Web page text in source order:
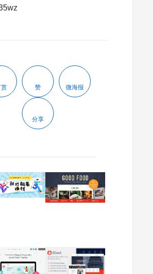
赞 微海报
分享
2024/02/17
这
个
目，
一
次
2023/10/05
Fribbo
v1.0.7-